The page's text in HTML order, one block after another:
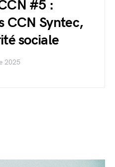
#5 :
CCN Syntec,
sociale
2025